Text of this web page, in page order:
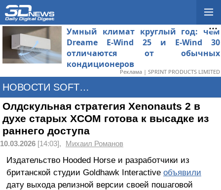
Умный климат круглый год: чем
Dreame E-Wind 25 и E-Wind 30
отличаются от обычных
кондиционеров
Реклама | SPRINT PRODUCTS LIMITED
НОВОСТИ SOFTWARE
Олдскульная стратегия Xenonauts 2 в
духе старых XCOM готова к высадке из
раннего доступа
10.03.2026 [14:03], Михаил Романов
Издательство Hooded Horse и разработчики из
британской студии Goldhawk Interactive объявили
дату выхода релизной версии своей пошаговой